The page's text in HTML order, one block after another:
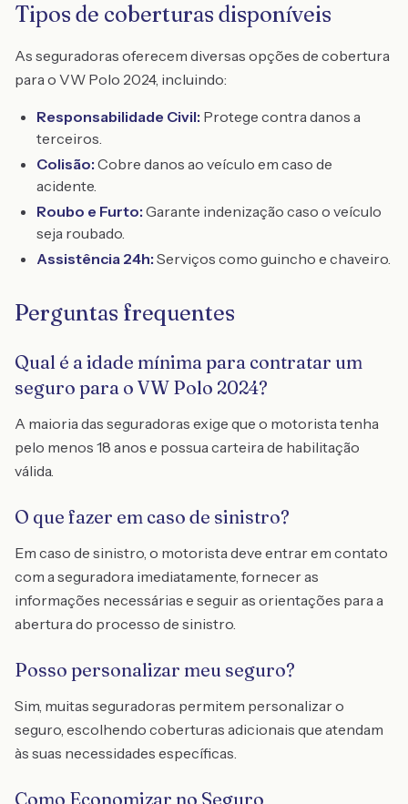
Tipos de coberturas disponíveis
As seguradoras oferecem diversas opções de cobertura
para o VW Polo 2024, incluindo:
Responsabilidade Civil: Protege contra danos a
terceiros.
Colisão: Cobre danos ao veículo em caso de
acidente.
Roubo e Furto: Garante indenização caso o veículo
seja roubado.
Assistência 24h: Serviços como guincho e chaveiro.
Perguntas frequentes
Qual é a idade mínima para contratar um
seguro para o VW Polo 2024?
A maioria das seguradoras exige que o motorista tenha
pelo menos 18 anos e possua carteira de habilitação
válida.
O que fazer em caso de sinistro?
Em caso de sinistro, o motorista deve entrar em contato
com a seguradora imediatamente, fornecer as
informações necessárias e seguir as orientações para a
abertura do processo de sinistro.
Posso personalizar meu seguro?
Sim, muitas seguradoras permitem personalizar o
seguro, escolhendo coberturas adicionais que atendam
às suas necessidades específicas.
Como Economizar no Seguro